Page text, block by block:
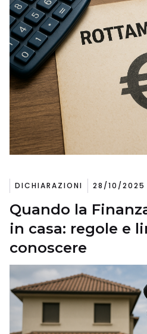
DICHIARAZIONI 28/10/2025
Quando la
in casa: regole e
conoscere